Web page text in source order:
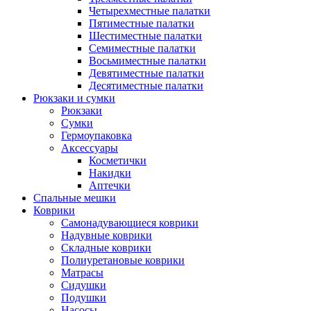
Четырехместные палатки
Пятиместные палатки
Шестиместные палатки
Семиместные палатки
Восьмиместные палатки
Девятиместные палатки
Десятиместные палатки
Рюкзаки и сумки
Рюкзаки
Сумки
Гермоупаковка
Аксессуары
Косметички
Накидки
Аптечки
Спальные мешки
Коврики
Самонадувающиеся коврики
Надувные коврики
Складные коврики
Полиуретановые коврики
Матрасы
Сидушки
Подушки